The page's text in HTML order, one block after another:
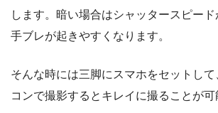
します。暗い場合はシャッタースピード
手ブレが起きやすくなります。
そんな時には三脚にスマホをセットし
コンで撮影するとキレイに撮ることが可